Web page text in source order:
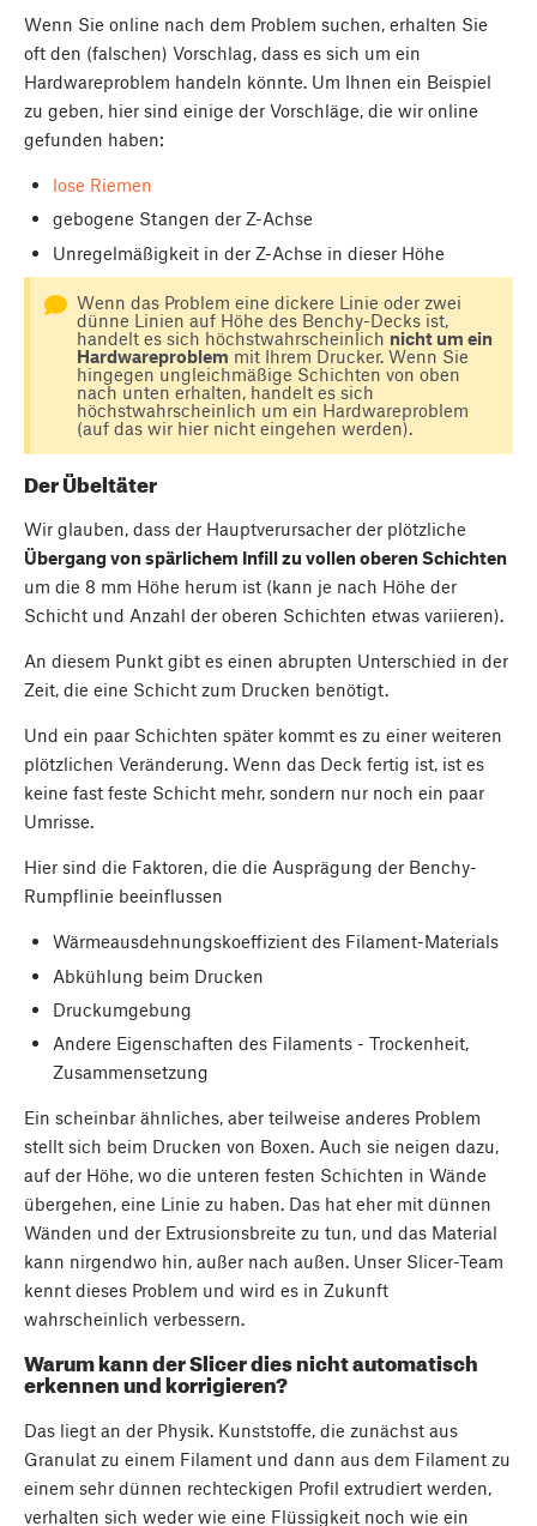
Wenn Sie online nach dem Problem suchen, erhalten Sie
oft den (falschen) Vorschlag, dass es sich um ein
Hardwareproblem handeln könnte. Um Ihnen ein Beispiel
zu geben, hier sind einige der Vorschläge, die wir online
gefunden haben:
lose Riemen
gebogene Stangen der Z-Achse
Unregelmäßigkeit in der Z-Achse in dieser Höhe
Wenn das Problem eine dickere Linie oder zwei
dünne Linien auf Höhe des Benchy-Decks ist,
handelt es sich höchstwahrscheinlich nicht um ein
Hardwareproblem mit Ihrem Drucker. Wenn Sie
hingegen ungleichmäßige Schichten von oben
nach unten erhalten, handelt es sich
höchstwahrscheinlich um ein Hardwareproblem
(auf das wir hier nicht eingehen werden).
Der Übeltäter
Wir glauben, dass der Hauptverursacher der plötzliche
Übergang von spärlichem Infill zu vollen oberen Schichten
um die 8 mm Höhe herum ist (kann je nach Höhe der
Schicht und Anzahl der oberen Schichten etwas variieren).
An diesem Punkt gibt es einen abrupten Unterschied in der
Zeit, die eine Schicht zum Drucken benötigt.
Und ein paar Schichten später kommt es zu einer weiteren
plötzlichen Veränderung. Wenn das Deck fertig ist, ist es
keine fast feste Schicht mehr, sondern nur noch ein paar
Umrisse.
Hier sind die Faktoren, die die Ausprägung der Benchy-
Rumpflinie beeinflussen
Wärmeausdehnungskoeffizient des Filament-Materials
Abkühlung beim Drucken
Druckumgebung
Andere Eigenschaften des Filaments - Trockenheit,
Zusammensetzung
Ein scheinbar ähnliches, aber teilweise anderes Problem
stellt sich beim Drucken von Boxen. Auch sie neigen dazu,
auf der Höhe, wo die unteren festen Schichten in Wände
übergehen, eine Linie zu haben. Das hat eher mit dünnen
Wänden und der Extrusionsbreite zu tun, und das Material
kann nirgendwo hin, außer nach außen. Unser Slicer-Team
kennt dieses Problem und wird es in Zukunft
wahrscheinlich verbessern.
Warum kann der Slicer dies nicht automatisch
erkennen und korrigieren?
Das liegt an der Physik. Kunststoffe, die zunächst aus
Granulat zu einem Filament und dann aus dem Filament zu
einem sehr dünnen rechteckigen Profil extrudiert werden,
verhalten sich weder wie eine Flüssigkeit noch wie ein